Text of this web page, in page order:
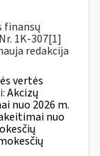
finansų
1K-307[1]
redakcija
vertės
Akcizų
nuo 2026 m.
nuo